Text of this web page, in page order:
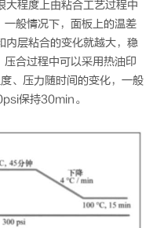
大程度上由粘合工艺过程中
般情况下，面板上的温差
内层粘合的变化就越大，稳
合过程中可以采用热油印
、压力随时间的变化，一般
保持30min。